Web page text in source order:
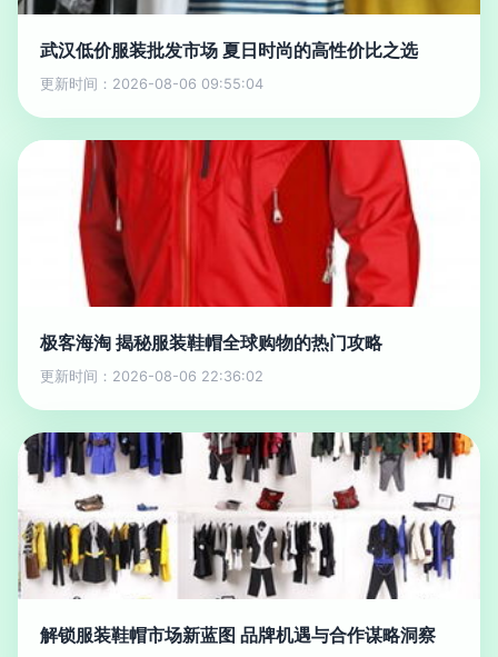
武汉低价服装批发市场 夏日时尚的高性价比之选
更新时间：2026-08-06 09:55:04
极客海淘 揭秘服装鞋帽全球购物的热门攻略
更新时间：2026-08-06 22:36:02
解锁服装鞋帽市场新蓝图 品牌机遇与合作谋略洞察